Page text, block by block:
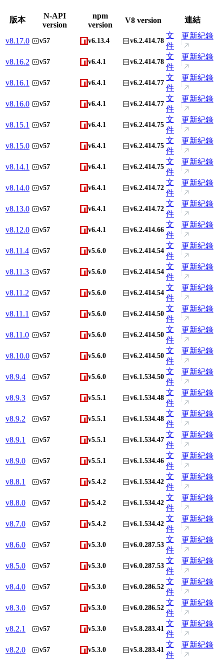
版本
N-API
version
npm
version
V8 version 連結
v8.17.0 v57 v6.13.4 v6.2.414.78
文
件
更新紀錄
v8.16.2 v57 v6.4.1 v6.2.414.78
文
件
更新紀錄
v8.16.1 v57 v6.4.1 v6.2.414.77
文
件
更新紀錄
v8.16.0 v57 v6.4.1 v6.2.414.77
文
件
更新紀錄
v8.15.1 v57 v6.4.1 v6.2.414.75
文
件
更新紀錄
v8.15.0 v57 v6.4.1 v6.2.414.75
文
件
更新紀錄
v8.14.1 v57 v6.4.1 v6.2.414.75
文
件
更新紀錄
v8.14.0 v57 v6.4.1 v6.2.414.72
文
件
更新紀錄
v8.13.0 v57 v6.4.1 v6.2.414.72
文
件
更新紀錄
v8.12.0 v57 v6.4.1 v6.2.414.66
文
件
更新紀錄
v8.11.4 v57 v5.6.0 v6.2.414.54
文
件
更新紀錄
v8.11.3 v57 v5.6.0 v6.2.414.54
文
件
更新紀錄
v8.11.2 v57 v5.6.0 v6.2.414.54
文
件
更新紀錄
v8.11.1 v57 v5.6.0 v6.2.414.50
文
件
更新紀錄
v8.11.0 v57 v5.6.0 v6.2.414.50
文
件
更新紀錄
v8.10.0 v57 v5.6.0 v6.2.414.50
文
件
更新紀錄
v8.9.4 v57 v5.6.0 v6.1.534.50
文
件
更新紀錄
v8.9.3 v57 v5.5.1 v6.1.534.48
文
件
更新紀錄
v8.9.2 v57 v5.5.1 v6.1.534.48
文
件
更新紀錄
v8.9.1 v57 v5.5.1 v6.1.534.47
文
件
更新紀錄
v8.9.0 v57 v5.5.1 v6.1.534.46
文
件
更新紀錄
v8.8.1 v57 v5.4.2 v6.1.534.42
文
件
更新紀錄
v8.8.0 v57 v5.4.2 v6.1.534.42
文
件
更新紀錄
v8.7.0 v57 v5.4.2 v6.1.534.42
文
件
更新紀錄
v8.6.0 v57 v5.3.0 v6.0.287.53
文
件
更新紀錄
v8.5.0 v57 v5.3.0 v6.0.287.53
文
件
更新紀錄
v8.4.0 v57 v5.3.0 v6.0.286.52
文
件
更新紀錄
v8.3.0 v57 v5.3.0 v6.0.286.52
文
件
更新紀錄
v8.2.1 v57 v5.3.0 v5.8.283.41
文
件
更新紀錄
v8.2.0 v57 v5.3.0 v5.8.283.41
文
件
更新紀錄